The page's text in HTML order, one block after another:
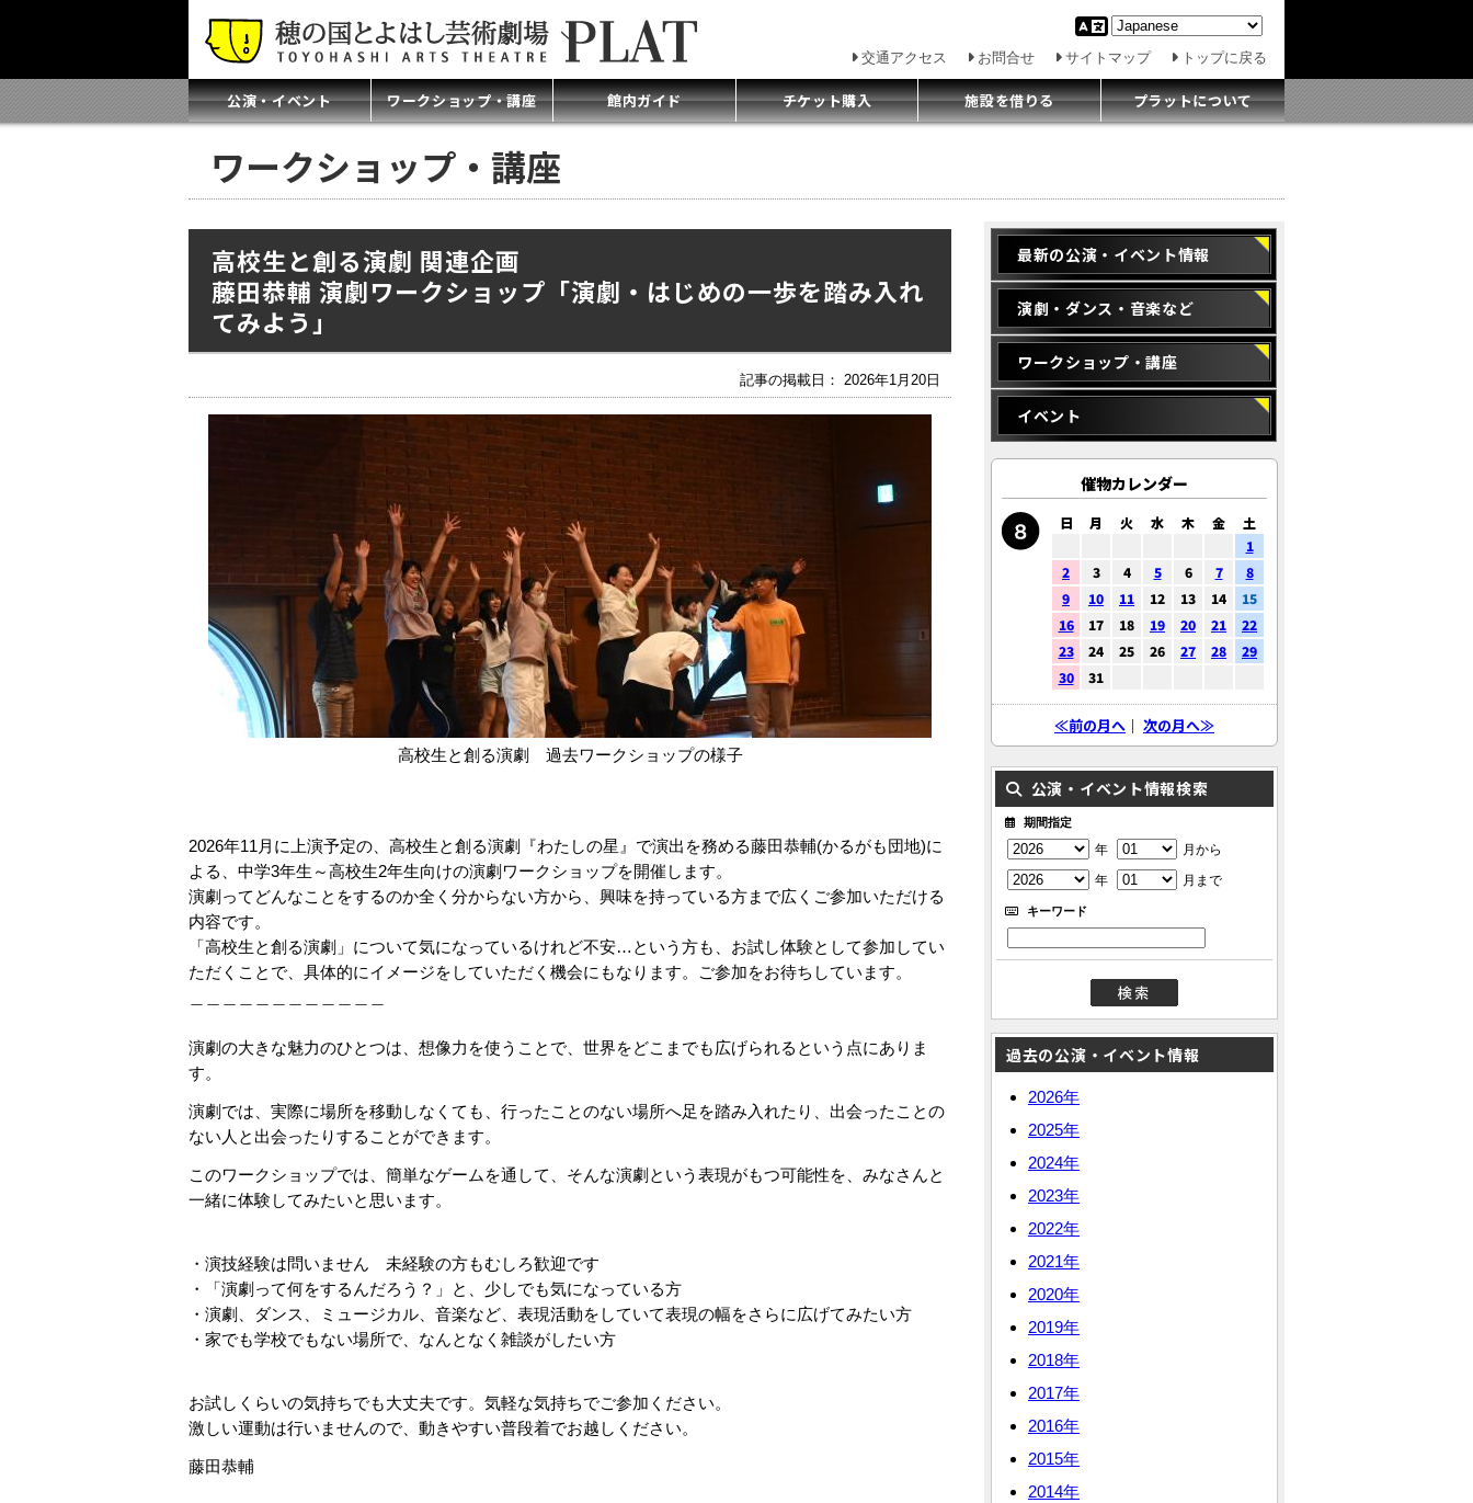
交通アクセス お問合せ サイトマップ トップに戻る
公演・イベント ワークショップ・講座 館内ガイド チケット購入 施設を借りる プラットについて
ワークショップ・講座
高校生と創る演劇 関連企画
藤田恭輔 演劇ワークショップ「演劇・はじめの一歩を踏み入れ
てみよう」
記事の掲載日： 2026年1月20日
高校生と創る演劇 過去ワークショップの様子
2026年11月に上演予定の、高校生と創る演劇『わたしの星』で演出を務める藤田恭輔(かるがも団地)に
よる、中学3年生～高校生2年生向けの演劇ワークショップを開催します。
演劇ってどんなことをするのか全く分からない方から、興味を持っている方まで広くご参加いただける
内容です。
「高校生と創る演劇」について気になっているけれど不安…という方も、お試し体験として参加してい
ただくことで、具体的にイメージをしていただく機会にもなります。ご参加をお待ちしています。
演劇の大きな魅力のひとつは、想像力を使うことで、世界をどこまでも広げられるという点にありま
す。
演劇では、実際に場所を移動しなくても、行ったことのない場所へ足を踏み入れたり、出会ったことの
ない人と出会ったりすることができます。
このワークショップでは、簡単なゲームを通して、そんな演劇という表現がもつ可能性を、みなさんと
一緒に体験してみたいと思います。
・演技経験は問いません 未経験の方もむしろ歓迎です
・「演劇って何をするんだろう？」と、少しでも気になっている方
・演劇、ダンス、ミュージカル、音楽など、表現活動をしていて表現の幅をさらに広げてみたい方
・家でも学校でもない場所で、なんとなく雑談がしたい方
お試しくらいの気持ちでも大丈夫です。気軽な気持ちでご参加ください。
激しい運動は行いませんので、動きやすい普段着でお越しください。
藤田恭輔
最新の公演・イベント情報
演劇・ダンス・音楽など
ワークショップ・講座
イベント
催物カレンダー
日 月 火 水 木 金
土
1
2
3 4 5 6 7
8
9
10 11 12 13 14
15
16
17 18 19 20 21
22
23
24 25 26 27 28
29
30
31
≪前の月へ ｜ 次の月へ≫
公演・イベント情報検索
期間指定
年
月から
年
月まで
キーワード
過去の公演・イベント情報
2026年
2025年
2024年
2023年
2022年
2021年
2020年
2019年
2018年
2017年
2016年
2015年
2014年